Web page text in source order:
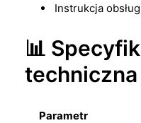
Instrukcja
📊
techniczna
Parametr